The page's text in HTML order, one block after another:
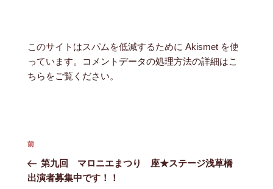
このサイトはスパムを低減するために Akismet を使
っています。
コメントデータの処理方法の詳細はこ
ちらをご覧ください。
稿
ナ
ビ
前
の
投
前
第九回 マロニエまつり 座★ステージ浅草橋
出演者募集中です！！